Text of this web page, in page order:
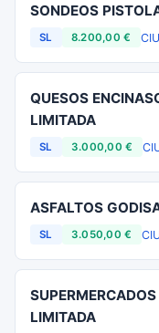
SONDEOS
SL 8.200,00 €
QUESOS
LIMITADA
SL 3.000,00 €
ASFALTOS
SL 3.050,00 €
LIMITADA